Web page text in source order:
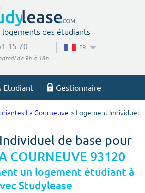
logements des étudiants
15 70
de 9h à 18h
FR
Etudiant Gestionnaire
recherche
Budget max
La Courneuve > Logement Individuel
de base pour
COURNEUVE 93120
un logement étudiant à
Studylease